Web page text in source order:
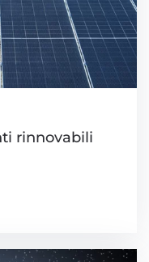
rinnovabili